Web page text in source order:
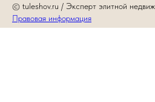
© tuleshov.ru / Эксперт элитной
Правовая информация